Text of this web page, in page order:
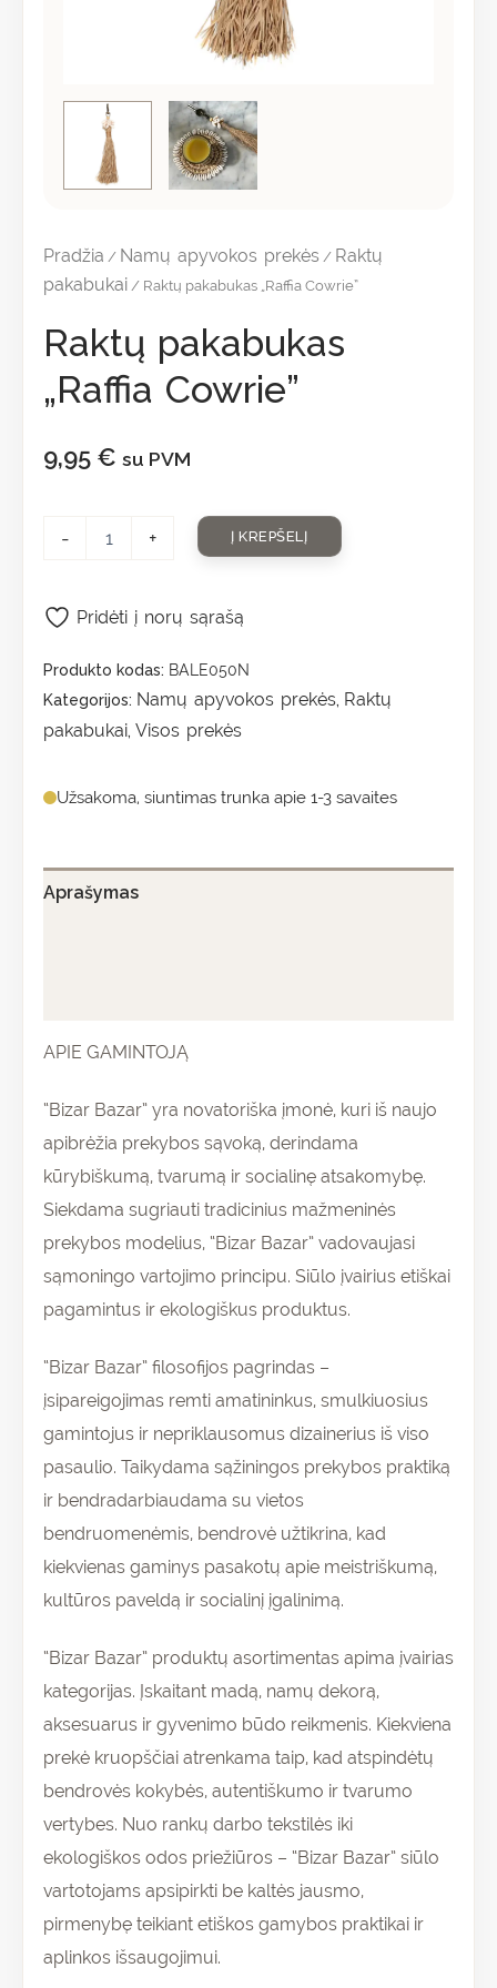
Pradžia / Namų apyvokos prekės / Raktų
pakabukai / Raktų pakabukas „Raffia Cowrie”
Raktų pakabukas
„Raffia Cowrie”
9,95 € su PVM
- + Į KREPŠELĮ
Produkto kodas: BALE050N
Kategorijos: Namų apyvokos prekės, Raktų
pakabukai, Visos prekės
Užsakoma, siuntimas trunka apie 1-3 savaites
Pridėti į norų sąrašą
Aprašymas
APIE GAMINTOJĄ
“Bizar Bazar” yra novatoriška įmonė, kuri iš naujo
apibrėžia prekybos sąvoką, derindama
kūrybiškumą, tvarumą ir socialinę atsakomybę.
Siekdama sugriauti tradicinius mažmeninės
prekybos modelius, “Bizar Bazar” vadovaujasi
sąmoningo vartojimo principu. Siūlo įvairius etiškai
pagamintus ir ekologiškus produktus.
“Bizar Bazar” filosofijos pagrindas –
įsipareigojimas remti amatininkus, smulkiuosius
gamintojus ir nepriklausomus dizainerius iš viso
pasaulio. Taikydama sąžiningos prekybos praktiką
ir bendradarbiaudama su vietos
bendruomenėmis, bendrovė užtikrina, kad
kiekvienas gaminys pasakotų apie meistriškumą,
kultūros paveldą ir socialinį įgalinimą.
“Bizar Bazar” produktų asortimentas apima įvairias
kategorijas. Įskaitant madą, namų dekorą,
aksesuarus ir gyvenimo būdo reikmenis. Kiekviena
prekė kruopščiai atrenkama taip, kad atspindėtų
bendrovės kokybės, autentiškumo ir tvarumo
vertybes. Nuo rankų darbo tekstilės iki
ekologiškos odos priežiūros – “Bizar Bazar” siūlo
vartotojams apsipirkti be kaltės jausmo,
pirmenybę teikiant etiškos gamybos praktikai ir
aplinkos išsaugojimui.